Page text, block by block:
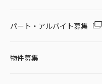
パート・アルバイト募集
物件募集